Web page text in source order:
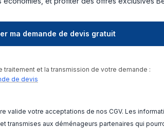
traitement et la transmission de votre demande :
de devis
valide votre acceptations de nos CGV. Les
transmises aux déménageurs partenaires qui